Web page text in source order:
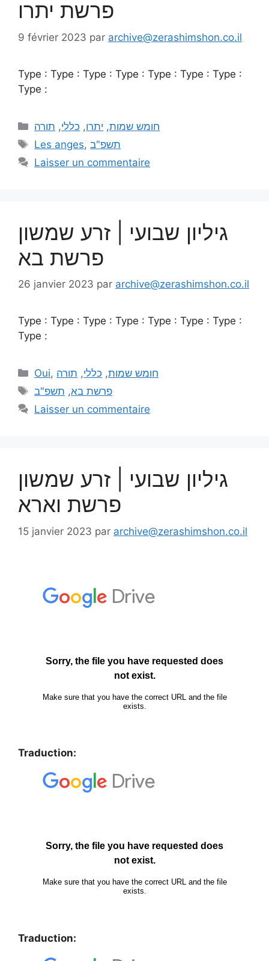
פרשת יתרו
9 février 2023 par archive@zerashimshon.co.il
Type : Type : Type : Type : Type : Type : Type :
Type :
חומש שמות, יתרו, כללי, תורה
Les anges,תשפ"ב
Laisser un commentaire
גיליון שבועי | זרע שמשון
פרשת בא
26 janvier 2023 par archive@zerashimshon.co.il
Type : Type : Type : Type : Type : Type : Type :
Type :
Oui, חומש שמות, כללי, תורה
פרשת בא, תשפ"ב
Laisser un commentaire
גיליון שבועי | זרע שמשון
פרשת וארא
15 janvier 2023 par archive@zerashimshon.co.il
Traduction:
Traduction: